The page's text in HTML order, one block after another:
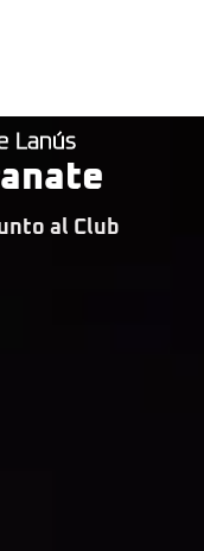
Lanús
al Club